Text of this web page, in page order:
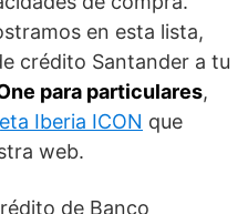
en esta lista,
crédito Santander a tu
para particulares,
Iberia ICON que
web.
de Banco